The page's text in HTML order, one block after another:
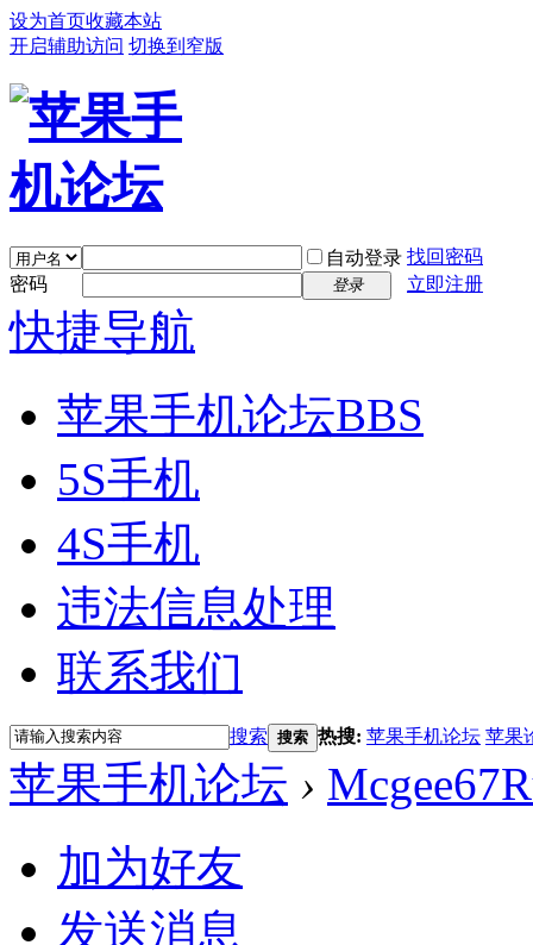
设为首页收藏本站
开启辅助访问 切换到窄版
自动登录 找回密码
密码
登录 立即注册
快捷导航
苹果手机论坛BBS
5S手机
4S手机
违法信息处理
联系我们
搜索 搜索 热搜: 苹果手机论坛 苹果
苹果手机论坛 ›
加为好友
发送消息